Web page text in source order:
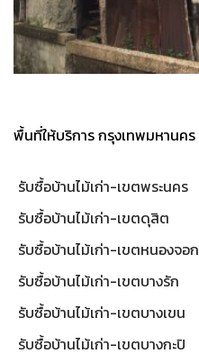
พื้นที่ให้บริการ กรุงเทพมหานคร
รับซื้อบ้านไม้เก่า-เขตพระนคร
รับซื้อบ้านไม้เก่า-เขตดุสิต
รับซื้อบ้านไม้เก่า-เขตหนองจอก
รับซื้อบ้านไม้เก่า-เขตบางรัก
รับซื้อบ้านไม้เก่า-เขตบางเขน
รับซื้อบ้านไม้เก่า-เขตบางกะปิ